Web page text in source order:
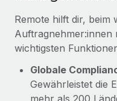
Mobilität und
Mühelose Relocation
Benefits
Mühelose
Reverse Tech auf
Wellness-Startup
Mehr erfahren
Den Blog erkunden
Neues zu
Gusto und Zero
Remote hilft dir, beim
Auftragnehmer:innen
wichtigsten
Globale
Gewährleistet die
mehr als 200